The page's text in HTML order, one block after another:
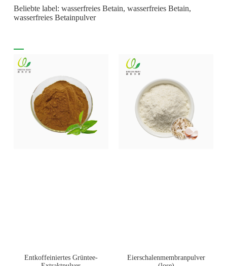
Beliebte label: wasserfreies Betain, wasserfreies Betain,
wasserfreies Betainpulver
Entkoffeiniertes Grüntee-
Eierschalenmembranpulver